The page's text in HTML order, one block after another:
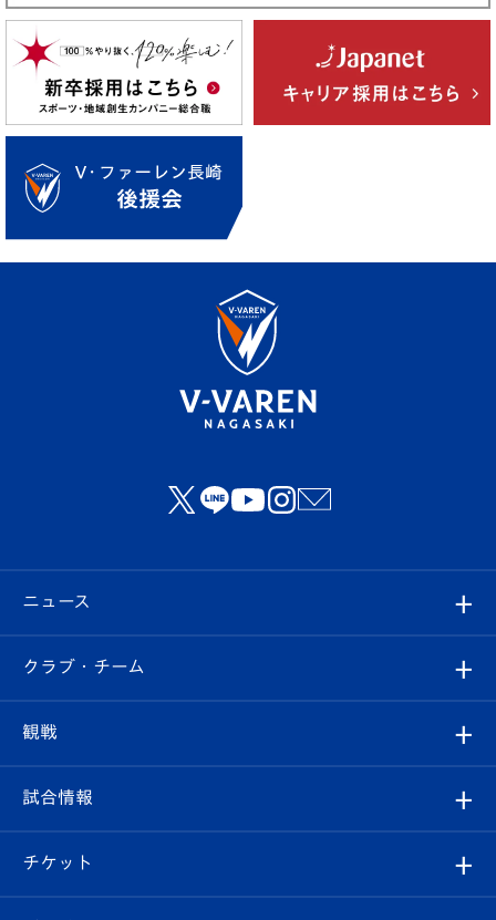
ニュース
すべて
クラブ
試合情報
クラブ・チーム
クラブ概要
エンブレム紹介
観戦
観戦ルール
はじめての観戦ガイド
試合情報
試合日程/結果
チケット